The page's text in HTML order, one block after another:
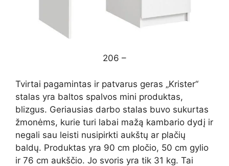
206 –
Tvirtai pagamintas ir patvarus geras „Krister“
stalas yra baltos spalvos mini produktas,
blizgus. Geriausias darbo stalas buvo sukurtas
žmonėms, kurie turi labai mažą kambario dydį ir
negali sau leisti nusipirkti aukštų ar plačių
baldų. Produktas yra 90 cm pločio, 50 cm gylio
ir 76 cm aukščio. Jo svoris yra tik 31 kg. Tai